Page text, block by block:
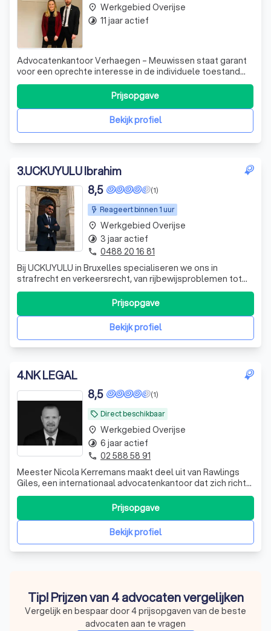
Advocatenkantoor Verhaegen – Meuwissen staat garant
voor een oprechte interesse in de individuele toestand
van de cliënt, een doorgedreven dossierkennis,
professionele deskundigheid, een heldere communicatie
en een persoonlijke dossierbehandeling. Bij
advocatenkantoor Verhaegen – Meuwissen kan u te
Bekijk profiel
Prijsopgave
place Werkgebied Overijse
timelapse 11 jaar actief
3.UCKUYULU Ibrahim
Reageert binnen 1 uur
(1)
8,5
Bij UCKUYULU in Bruxelles specialiseren we ons in
strafrecht en verkeersrecht, van rijbewijsproblemen tot
verdediging bij strafzaken en hoger beroep. We bieden
ook ondersteuning aan slachtoffers in het strafproces.
Vraag vandaag nog een gratis offerte aan om te zien hoe
we u kunnen helpen.
Bekijk profiel
Prijsopgave
place Werkgebied Overijse
timelapse 3 jaar actief
phone 0488 20 16 81
4.NK LEGAL
local_offer Direct beschikbaar
(1)
8,5
Meester Nicola Kerremans maakt deel uit van Rawlings
Giles, een internationaal advocatenkantoor dat zich richt
op handels- en ondernemingsrecht, met kantoren in
Brussel, Antwerpen, Londen en Parijs.
Bekijk profiel
Prijsopgave
place Werkgebied Overijse
timelapse 6 jaar actief
phone 02 588 58 91
Tip! Prijzen van 4 advocaten vergelijken
Vergelijk en bespaar door 4 prijsopgaven van de beste
advocaten aan te vragen